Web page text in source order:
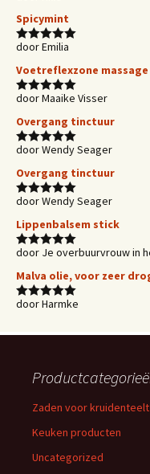
Spicymint
Waardering
door Emilia
Voetreflexzone massage
Waardering
door Maaike Visser
Overgang tinctuur
Waardering
door Wendy Seager
Overgang tinctuur
Waardering
door Wendy Seager
Lippenbalsem stick
Waardering
door Je overbuurvrouw in
Malva olie, voor zeer
Waardering
door Harmke
Zaden voor kruidenteelt
Keuken producten
Uncategorized